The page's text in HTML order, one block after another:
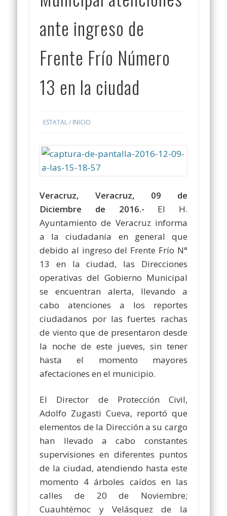
ante ingreso de
Frente Frío Número
13 en la ciudad
ESTATAL/ INICIO
Veracruz, Veracruz, 09 de
Diciembre de 2016.- El H.
Ayuntamiento de Veracruz informa
a la ciudadanía en general que
debido al ingreso del Frente Frío N°
13 en la ciudad, las Direcciones
operativas del Gobierno Municipal
se encuentran alerta, llevando a
cabo atenciones a los reportes
ciudadanos por las fuertes rachas
de viento que de presentaron desde
la noche de este jueves, sin tener
hasta el momento mayores
afectaciones en el municipio.
El Director de Protección Civil,
Adolfo Zugasti Cueva, reportó que
elementos de la Dirección a su cargo
han llevado a cabo constantes
supervisiones en diferentes puntos
de la ciudad, atendiendo hasta este
momento 4 árboles caídos en las
calles de 20 de Noviembre;
Cuauhtémoc y Velásquez de la